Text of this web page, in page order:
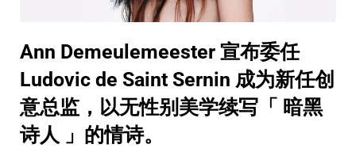
Ann Demeulemeester 宣布委任
Ludovic de Saint Sernin 成为新任创
意总监，以无性别美学续写「 暗黑
诗人 」的情诗。